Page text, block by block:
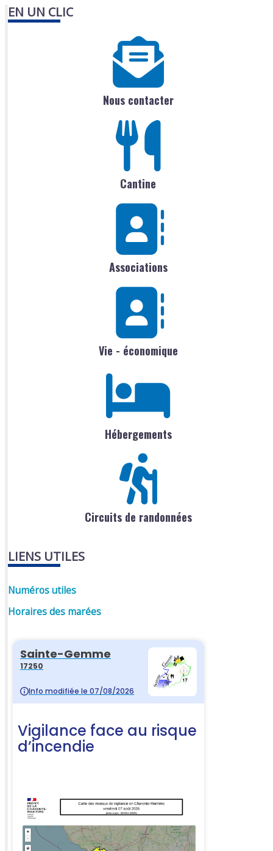
EN UN CLIC
Nous contacter
Cantine
Associations
Vie - économique
Hébergements
Circuits de randonnées
LIENS UTILES
Numéros utiles
Horaires des marées